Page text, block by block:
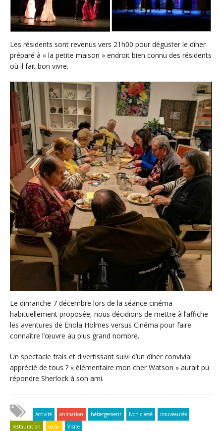
Les résidents sont revenus vers 21h00 pour déguster le dîner
préparé à « la petite maison » endroit bien connu des résidents
où il fait bon vivre.
Le dimanche 7 décembre lors de la séance cinéma
habituellement proposée, nous décidions de mettre à l’affiche
les aventures de Enola Holmes versus Cinéma pour faire
connaître l’œuvre au plus grand nombre.
Un spectacle frais et divertissant suivi d’un dîner convivial
apprécié de tous ? « élémentaire mon cher Watson » aurait pu
répondre Sherlock à son ami.
Activité animation hébergement Non classé
nouveautés
restauration
social Visite